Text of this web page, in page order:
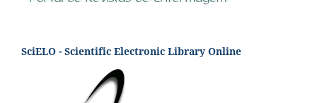
SciELO - Scientific Electronic Library Online